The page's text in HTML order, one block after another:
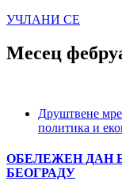
УЧЛАНИ СЕ
Месец
Друштвене
политика и
ОБЕЛЕЖЕН ДАН
БЕОГРАДУ